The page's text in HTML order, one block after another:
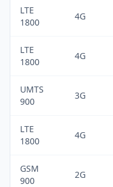
LTE
1800
4G
LTE
1800
4G
UMTS
900
3G
LTE
1800
4G
GSM
900
2G